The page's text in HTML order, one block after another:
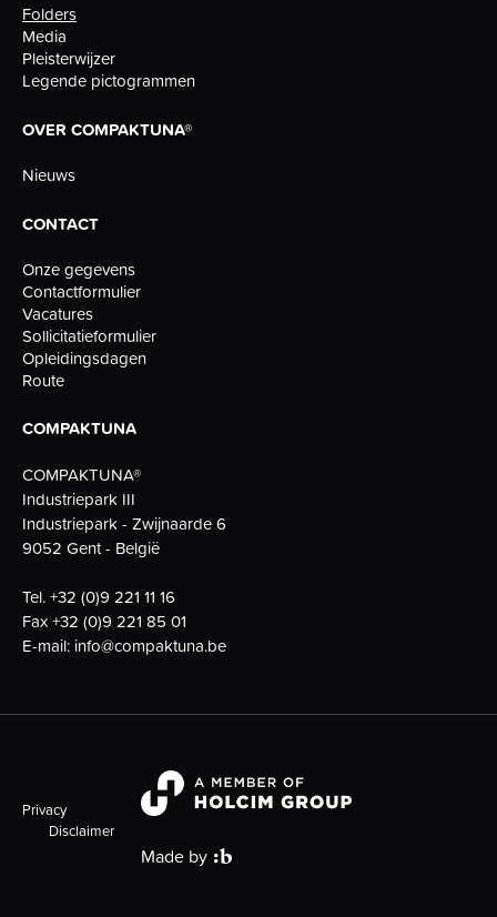
Folders
Media
Pleisterwijzer
Legende pictogrammen
OVER COMPAKTUNA®
Nieuws
CONTACT
Onze gegevens
Contactformulier
Vacatures
Sollicitatieformulier
Opleidingsdagen
Route
COMPAKTUNA
COMPAKTUNA®
Industriepark III
Industriepark - Zwijnaarde 6
9052 Gent - België
Tel.+32 (0)9 221 11 16
Fax+32 (0)9 221 85 01
E-mail: info@compaktuna.be
Privacy
Disclaimer
Made by